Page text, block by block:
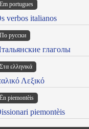
Em portugues
verbos italianos
По русски
глаголы
Στα ελληνικά
Λεξικό
Ën piemontèis
piemontèis